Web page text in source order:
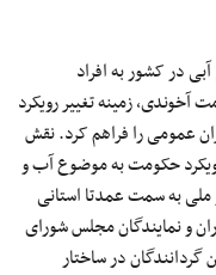
در کشور به افراد
زمینه تغییر رویکرد
عمومی‌ را فراهم کرد. نقش
حکومت به موضوع آب و
ملی به سمت عمدتا استانی
و نمایندگان مجلس شورای
گردانندگان در ساختار